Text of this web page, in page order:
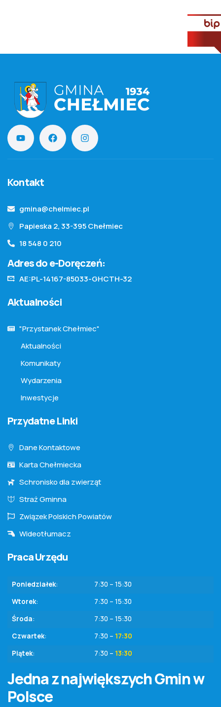
Kontakt
gmina@chelmiec.pl
Papieska 2, 33-395 Chełmiec
18 548 0 210
Adres do e-Doręczeń:
AE:PL-14167-85033-GHCTH-32
Praca Urzędu
Poniedziałek:
7:30 – 15:30
Wtorek:
7:30 – 15:30
Środa:
7:30 – 15:30
Czwartek: 7:30 – 17:30
Piątek: 7:30 – 13:30
Aktualności
"Przystanek Chełmiec"
Aktualności
Komunikaty
Wydarzenia
Inwestycje
Przydatne Linki
Dane Kontaktowe
Karta Chełmiecka
Schronisko dla zwierząt
Straż Gminna
Związek Polskich Powiatów
Wideotłumacz
Jedna z największych Gmin w
Polsce